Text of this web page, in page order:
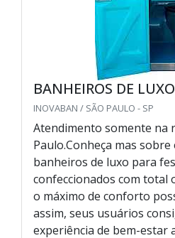
BANHEIROS DE
INOVABAN / SÃO PAULO - SP
Atendimento somente na
Paulo.Conheça mas
banheiros de luxo para
confeccionados com total
o máximo de conforto
assim, seus usuários
experiência de bem-estar